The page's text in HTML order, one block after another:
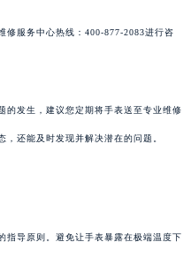
修服务中心热线：400-877-2083进行咨
的发生，建议您定期将手表送至专业维修
还能及时发现并解决潜在的问题。
指导原则。避免让手表暴露在极端温度下